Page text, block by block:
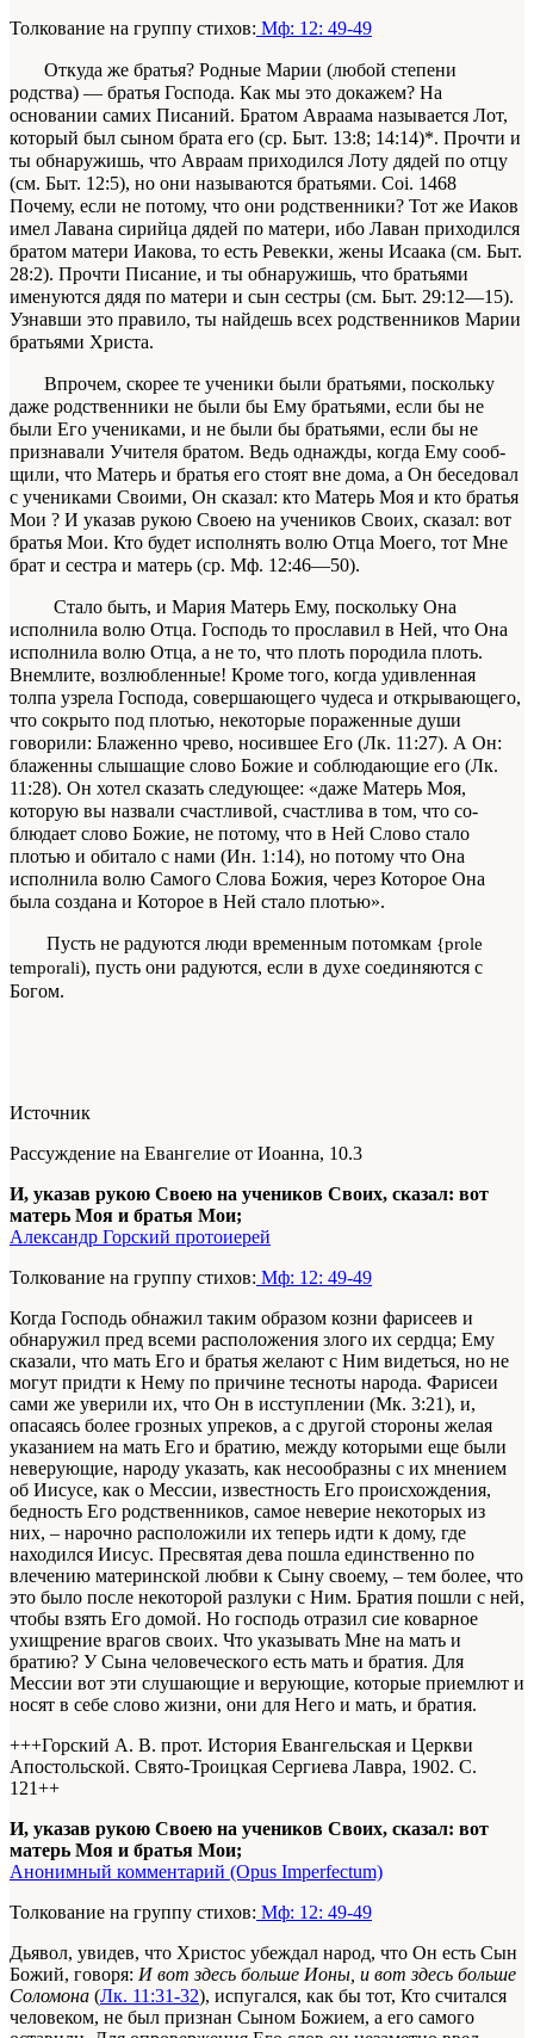
Толкование на группу стихов: Мф: 12: 49-49
Откуда же братья? Родные Марии (любой степени
родства) — братья Господа. Как мы это докажем? На
основании самих Писаний. Бра­том Авраама называется Лот,
который был сы­ном брата его (ср. Быт. 13:8; 14:14)*. Прочти и
ты обнаружишь, что Авраам приходился Лоту дядей по отцу
(см. Быт. 12:5), но они называются бра­тьями. Coi. 1468
Почему, если не потому, что они родственники? Тот же Иаков
имел Лавана сирийца дядей по матери, ибо Лаван приходил­ся
братом матери Иакова, то есть Ревекки, жены Исаака (см. Быт.
28:2). Прочти Писание, и ты об­наружишь, что братьями
именуются дядя по мате­ри и сын сестры (см. Быт. 29:12—15).
Узнавши это правило, ты найдешь всех родственников Марии
братьями Христа.
Впрочем, скорее те ученики были бра­тьями, поскольку
даже родственники не были бы Ему братьями, если бы не
были Его учениками, и не были бы братьями, если бы не
признавали Учителя братом. Ведь однажды, когда Ему сооб­
щили, что Матерь и братья его стоят вне дома, а Он беседовал
с учениками Своими, Он сказал: кто Матерь Моя и кто братья
Мои ? И указав рукою Своею на учеников Своих, сказал: вот
братья Мои. Кто будет исполнять волю Отца Моего, тот Мне
брат и сестра и матерь (ср. Мф. 12:46—50).
Стало быть, и Мария Матерь Ему, по­скольку Она
исполнила волю Отца. Господь то прославил в Ней, что Она
исполнила волю Отца, а не то, что плоть породила плоть.
Внемлите, воз­любленные! Кроме того, когда удивленная
толпа узрела Господа, совершающего чудеса и открыва­ющего,
что сокрыто под плотью, некоторые пора­женные души
говорили: Блаженно чрево, носившее Его (Лк. 11:27). А Он:
блаженны слышащие сло­во Божие и соблюдающие его (Лк.
11:28). Он хотел сказать следующее: «даже Матерь Моя,
которую вы назвали счастливой, счастлива в том, что со­
блюдает слово Божие, не потому, что в Ней Слово стало
плотью и обитало с нами (Ин. 1:14), но по­тому что Она
исполнила волю Самого Слова Бо­жия, через Которое Она
была создана и Которое в Ней стало плотью».
Пусть не радуются люди временным по­томкам {prole
temporali), пусть они радуются, если в духе соединяются с
Богом.
Источник
Рассуждение на Евангелие от Иоанна, 10.3
И, указав рукою Своею на учеников Своих, сказал: вот
матерь Моя и братья Мои;
Александр Горский протоиерей
Толкование на группу стихов: Мф: 12: 49-49
Когда Господь обнажил таким образом козни фарисеев и
обнаружил пред всеми расположения злого их сердца; Ему
сказали, что мать Его и братья желают с Ним видеться, но не
могут придти к Нему по причине тесноты народа. Фарисеи
сами же уверили их, что Он в исступлении (Мк. 3:21), и,
опасаясь более грозных упреков, а с другой стороны желая
указанием на мать Его и братию, между которыми еще были
неверующие, народу указать, как несообразны с их мнением
об Иисусе, как о Мессии, известность Его происхождения,
бедность Его родственников, самое неверие некоторых из
них, – нарочно расположили их теперь идти к дому, где
находился Иисус. Пресвятая дева пошла единственно по
влечению материнской любви к Сыну своему, – тем более, что
это было после некоторой разлуки с Ним. Братия пошли с ней,
чтобы взять Его домой. Но господь отразил сие коварное
ухищрение врагов своих. Что указывать Мне на мать и
братию? У Сына человеческого есть мать и братия. Для
Мессии вот эти слушающие и верующие, которые приемлют и
носят в себе слово жизни, они для Него и мать, и братия.
+++Горский А. В. прот. История Евангельская и Церкви
Апостольской. Свято-Троицкая Сергиева Лавра, 1902. С.
121++
И, указав рукою Своею на учеников Своих, сказал: вот
матерь Моя и братья Мои;
Анонимный комментарий (Opus Imperfectum)
Толкование на группу стихов: Мф: 12: 49-49
Дьявол, увидев, что Христос убеждал народ, что Он есть Сын
Божий, говоря: И вот здесь больше Ионы, и вот здесь больше
Соломона (Лк. 11:31-32), испугался, как бы тот, Кто считался
человеком, не был признан Сыном Божием, а его самого